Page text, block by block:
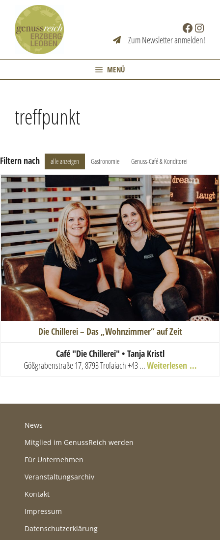
springen
Facebook
Zum Newsletter anmelden!
MENÜ
treffpunkt
Filtern nach alle anzeigen Gastronomie Genuss-Café & Konditorei
Die Chillerei – Das „Wohnzimmer“ auf Zeit
Café "Die Chillerei" • Tanja Kristl
Gößgrabenstraße 17, 8793 Trofaiach+43 ...Weiterlesen …
News
Mitglied im GenussReich werden
Für Unternehmen
Veranstaltungsarchiv
Kontakt
Impressum
Datenschutzerklärung